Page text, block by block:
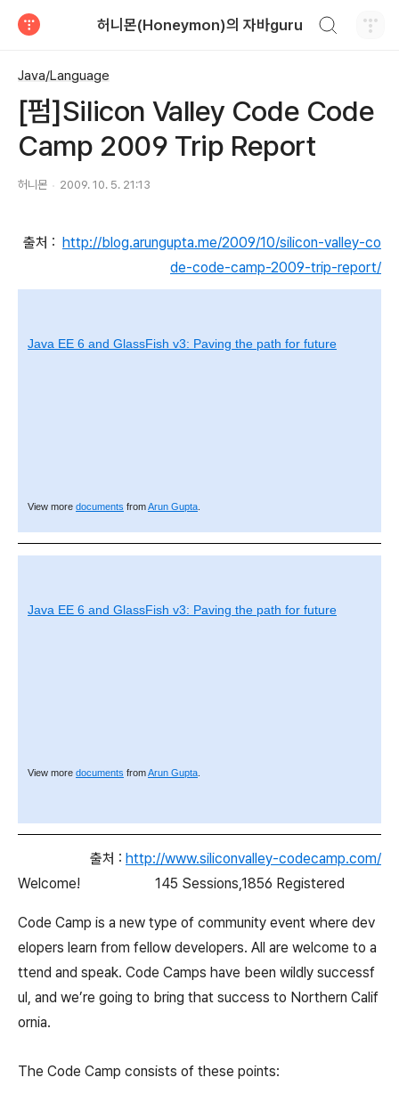
허니몬(Honeymon)의 자바guru
Java/Language
[펌]Silicon Valley Code Code
Camp 2009 Trip Report
허니몬 2009. 10. 5. 21:13
출처 : http://blog.arungupta.me/2009/10/silicon-valley-co
de-code-camp-2009-trip-report/
Java EE 6 and GlassFish v3: Paving the path for future
View more documents fromArun Gupta
Java EE 6 and GlassFish v3: Paving the path for future
View more documents fromArun Gupta
출처 : http://www.siliconvalley-codecamp.com/
Welcome! 145 Sessions,1856 Registered
Code Camp is a new type of community event where dev
elopers learn from fellow developers. All are welcome to a
ttend and speak. Code Camps have been wildly successf
ul, and we’re going to bring that success to Northern Calif
ornia.
The Code Camp consists of these points: